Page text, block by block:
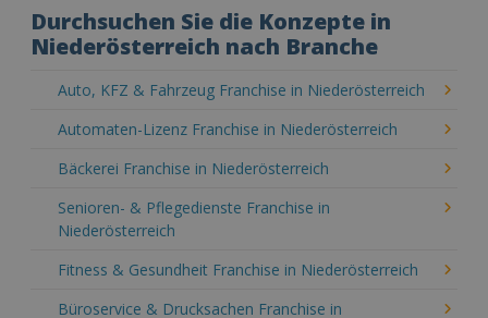
Durchsuchen Sie die Konzepte in
Niederösterreich nach Branche
Auto, KFZ & Fahrzeug Franchise in Niederösterreich
Automaten-Lizenz Franchise in Niederösterreich
Bäckerei Franchise in Niederösterreich
Senioren- & Pflegedienste Franchise in
Niederösterreich
Fitness & Gesundheit Franchise in Niederösterreich
Büroservice & Drucksachen Franchise in